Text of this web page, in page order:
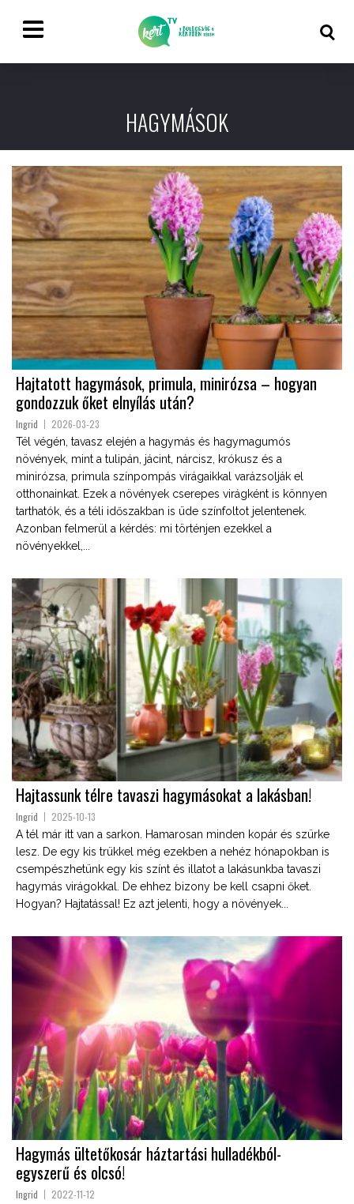
HAGYMÁSOK
Hajtatott hagymások, primula, minirózsa – hogyan
gondozzuk őket elnyílás után?
Ingrid 2026-03-23
Tél végén, tavasz elején a hagymás és hagymagumós
növények, mint a tulipán, jácint, nárcisz, krókusz és a
minirózsa, primula színpompás virágaikkal varázsolják el
otthonainkat. Ezek a növények cserepes virágként is könnyen
tarthatók, és a téli időszakban is üde színfoltot jelentenek.
Azonban felmerül a kérdés: mi történjen ezekkel a
növényekkel,...
Hajtassunk télre tavaszi hagymásokat a lakásban!
Ingrid 2025-10-13
A tél már itt van a sarkon. Hamarosan minden kopár és szürke
lesz. De egy kis trükkel még ezekben a nehéz hónapokban is
csempészhetünk egy kis színt és illatot a lakásunkba tavaszi
hagymás virágokkal. De ehhez bizony be kell csapni őket.
Hogyan? Hajtatással! Ez azt jelenti, hogy a növények...
Hagymás ültetőkosár háztartási hulladékból-
egyszerű és olcsó!
Ingrid 2022-11-12